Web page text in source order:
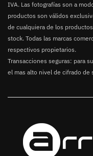
IVA. Las fotografías son a
productos son válidos
de cualquiera de los
stock. Todas las marcas
respectivos propietarios.
Transacciones seguras: para
el mas alto nivel de cifrado de